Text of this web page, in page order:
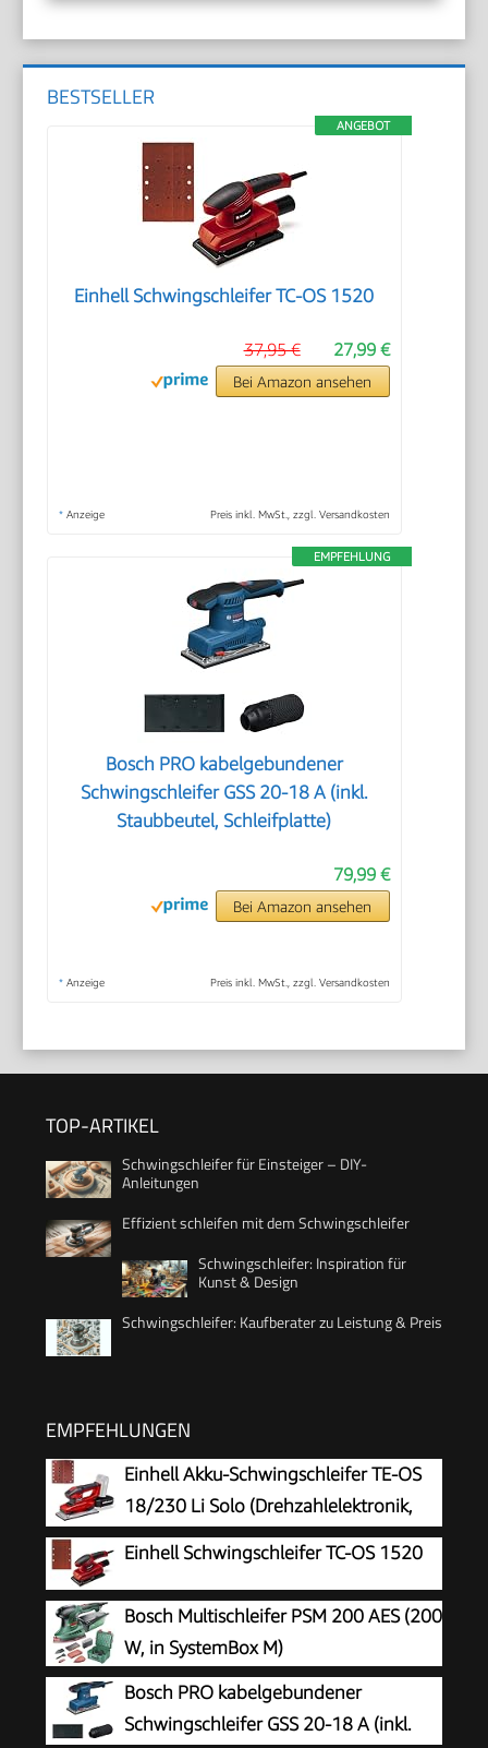
BESTSELLER
ANGEBOT
Einhell Schwingschleifer TC-OS 1520
27,99 €
37,95 €
Bei Amazon ansehen
* Anzeige Preis inkl. MwSt., zzgl. Versandkosten
EMPFEHLUNG
Bosch PRO kabelgebundener
Schwingschleifer GSS 20-18 A (inkl.
Staubbeutel, Schleifplatte)
79,99 €
Bei Amazon ansehen
* Anzeige Preis inkl. MwSt., zzgl. Versandkosten
TOP-ARTIKEL
Schwingschleifer für Einsteiger – DIY-
Anleitungen
Effizient schleifen mit dem Schwingschleifer
Schwingschleifer: Inspiration für
Kunst & Design
Schwingschleifer: Kaufberater zu Leistung & Preis
EMPFEHLUNGEN
Einhell Akku-Schwingschleifer TE-OS
18/230 Li Solo (Drehzahlelektronik,
Micro-Klett, Fußplatte aus Aluminium,
Staubfangsack, inkl. 3x Schleifpapier, ohne Akku
und Ladegerät)
Einhell Schwingschleifer TC-OS 1520
Bosch Multischleifer PSM 200 AES (200
W, in SystemBox M)
Bosch PRO kabelgebundener
Schwingschleifer GSS 20-18 A (inkl.